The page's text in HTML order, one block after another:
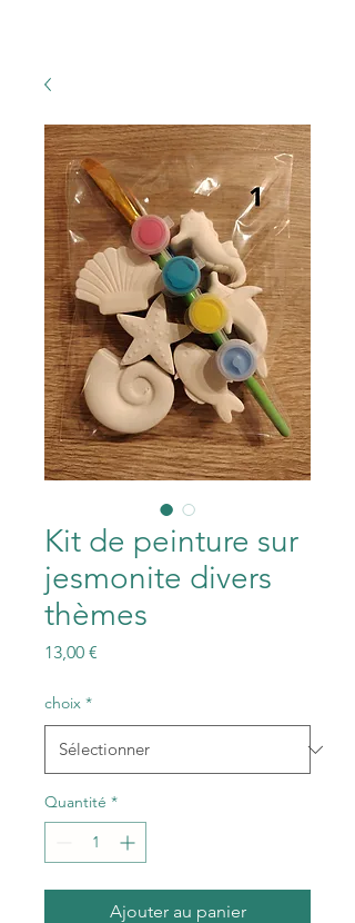
Kit de peinture sur
jesmonite divers
thèmes
13,00 €
choix *
Quantité *
Ajouter au panier